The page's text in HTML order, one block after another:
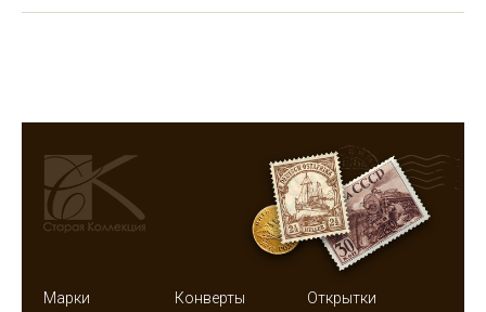
Марки Конверты
Открытки